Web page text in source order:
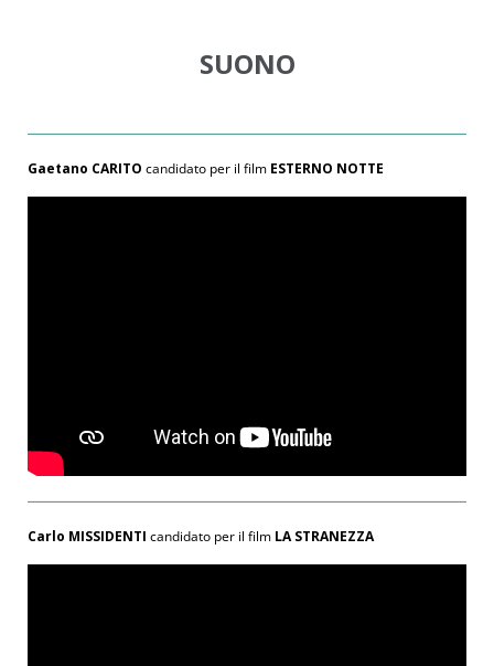
SUONO
Gaetano CARITO candidato per il film ESTERNO NOTTE
Carlo MISSIDENTI candidato per il film LA STRANEZZA